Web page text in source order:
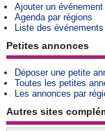
Ajouter un
Agenda par régions
Liste des événements
Petites annonces
Déposer une petite
Toutes les petites
Les annonces par
Autres sites